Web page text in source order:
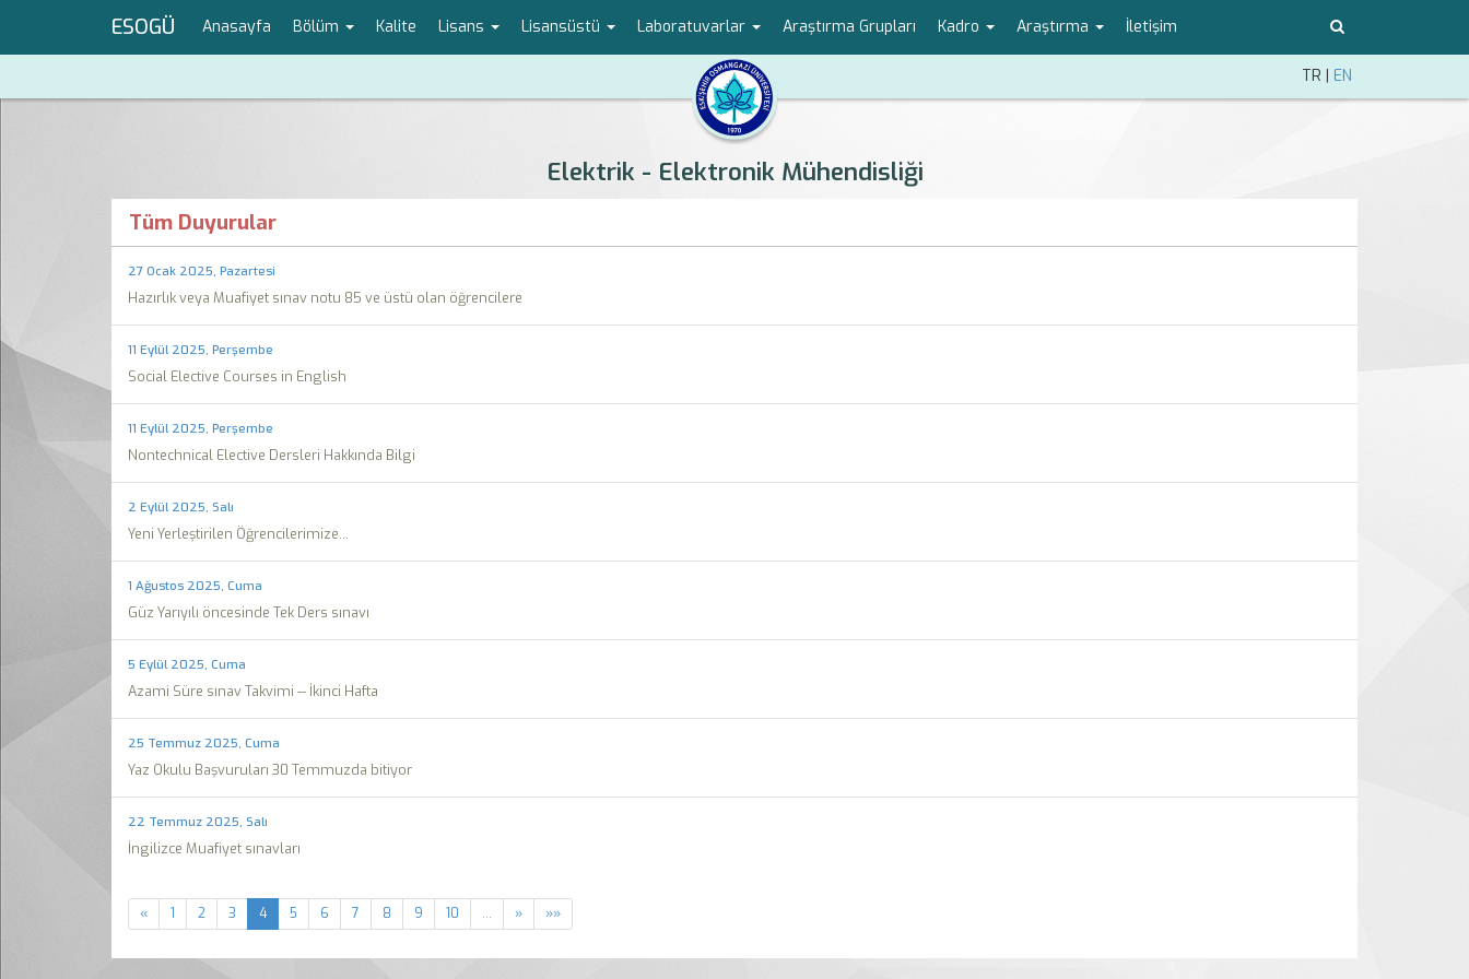
ESOGÜ Anasayfa Bölüm Kalite Lisans Lisansüstü Laboratuvarlar Araştırma Grupları Kadro Araştırma İletişim
TR | EN
Elektrik - Elektronik Mühendisliği
Tüm Duyurular
27 Ocak 2025, Pazartesi
Hazırlık veya Muafiyet sınav notu 85 ve üstü olan öğrencilere
11 Eylül 2025, Perşembe
Social Elective Courses in English
11 Eylül 2025, Perşembe
Nontechnical Elective Dersleri Hakkında Bilgi
2 Eylül 2025, Salı
Yeni Yerleştirilen Öğrencilerimize...
1 Ağustos 2025, Cuma
Güz Yarıyılı öncesinde Tek Ders sınavı
5 Eylül 2025, Cuma
Azami Süre sınav Takvimi -- İkinci Hafta
25 Temmuz 2025, Cuma
Yaz Okulu Başvuruları 30 Temmuzda bitiyor
22 Temmuz 2025, Salı
İngilizce Muafiyet sınavları
« 1 2 3 4 5 6 7 8 9 10 … » »»